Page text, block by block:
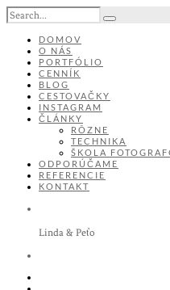
DOMOV
O NÁS
PORTFÓLIO
CENNÍK
BLOG
CESTOVAČKY
INSTAGRAM
ČLÁNKY
RÔZNE
TECHNIKA
ŠKOLA
ODPORÚČAME
REFERENCIE
KONTAKT
Linda & Peťo